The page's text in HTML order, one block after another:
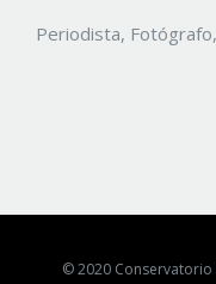
Periodista,
© 2020 Conservatorio